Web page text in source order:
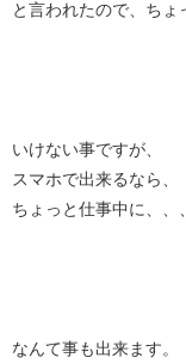
と言われたので、ちょ
いけない事ですが、
スマホで出来るなら、
ちょっと仕事中に、、、
なんて事も出来ます。